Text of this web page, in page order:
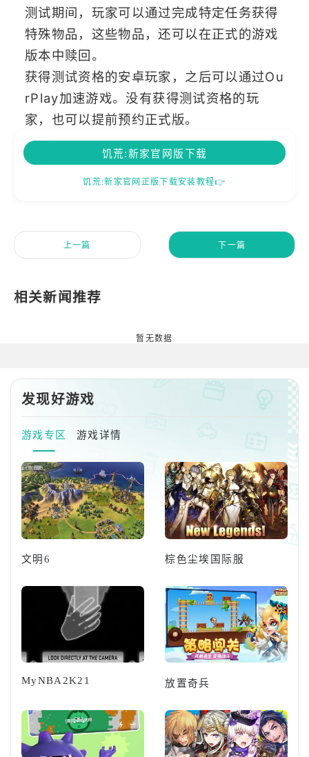
测试期间，玩家可以通过完成特定任务获得
特殊物品，这些物品，还可以在正式的游戏
版本中赎回。
获得测试资格的安卓玩家，之后可以通过Ou
rPlay加速游戏。没有获得测试资格的玩
家，也可以提前预约正式版。
饥荒:新家官网版下载
饥荒:新家官网正版下载安装教程👉
上一篇 下一篇
暂无数据
发现好游戏
游戏专区 游戏详情
文明6 棕色尘埃国际服
MyNBA2K21 放置奇兵